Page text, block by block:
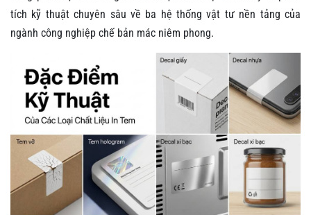
tích kỹ thuật chuyên sâu về ba hệ thống vật tư nền tảng của
ngành công nghiệp chế bản mác niêm phong.